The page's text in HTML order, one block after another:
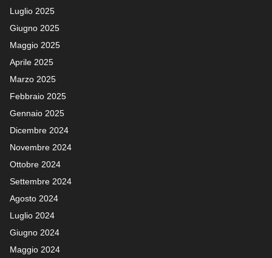
Luglio 2025
Giugno 2025
Maggio 2025
Aprile 2025
Marzo 2025
Febbraio 2025
Gennaio 2025
Dicembre 2024
Novembre 2024
Ottobre 2024
Settembre 2024
Agosto 2024
Luglio 2024
Giugno 2024
Maggio 2024